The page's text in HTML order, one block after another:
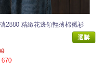
2880 精緻花邊領輕薄棉襯衫
選購